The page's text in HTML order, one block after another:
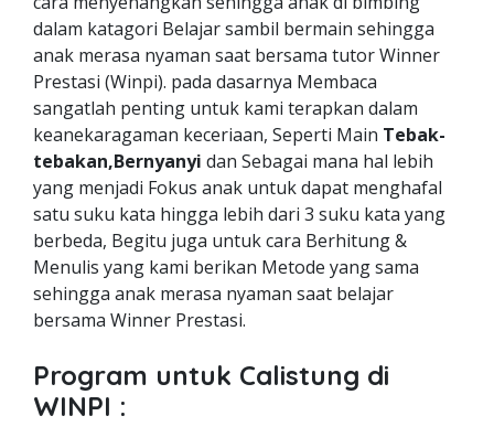
dalam katagori Belajar sambil bermain sehingga
anak merasa nyaman saat bersama tutor Winner
Prestasi (Winpi). pada dasarnya Membaca
sangatlah penting untuk kami terapkan dalam
keanekaragaman keceriaan, Seperti Main Tebak-
tebakan,Bernyanyi dan Sebagai mana hal lebih
yang menjadi Fokus anak untuk dapat menghafal
satu suku kata hingga lebih dari 3 suku kata yang
berbeda, Begitu juga untuk cara Berhitung &
Menulis yang kami berikan Metode yang sama
sehingga anak merasa nyaman saat belajar
bersama Winner Prestasi.
Program untuk Calistung di
WINPI :